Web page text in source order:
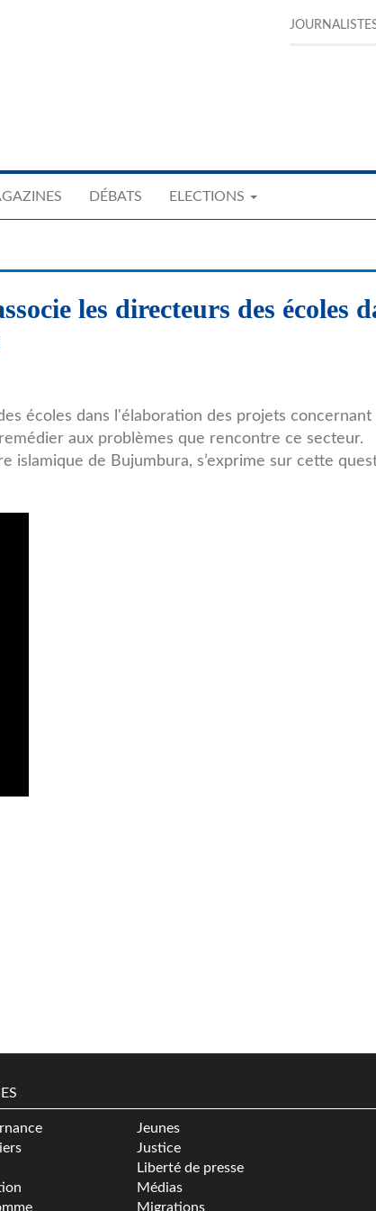
DÉBATS ELECTIONS
les directeurs des écoles
écoles dans l'élaboration des projets concernant
aux problèmes que rencontre ce secteur.
islamique de Bujumbura, s’exprime sur cette
Jeunes
Justice
Liberté de presse
Médias
Migrations